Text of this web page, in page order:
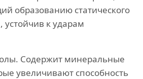
образованию статического
устойчив к ударам
Содержит минеральные
увеличивают способность